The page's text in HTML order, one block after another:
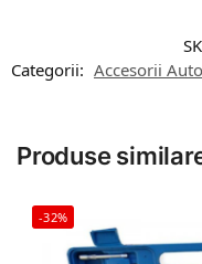
Categorii: Accesorii Auto
Produse
-32%